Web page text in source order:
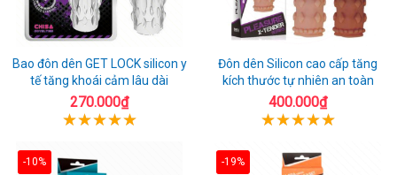
Bao đôn dên GET LOCK silicon y
tế tăng khoái cảm lâu dài
270.000₫
Đôn dên Silicon cao cấp tăng
kích thước tự nhiên an toàn
400.000₫
-10% -19%